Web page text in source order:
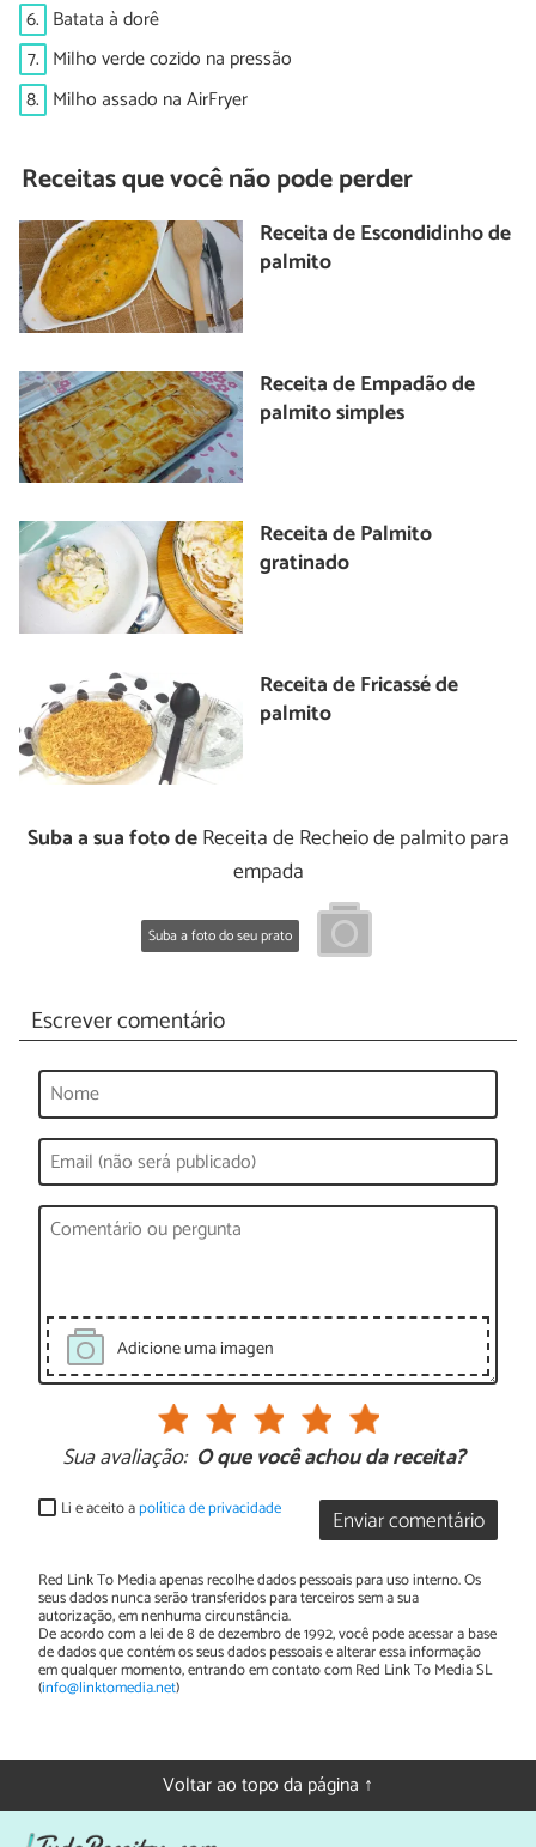
6. Batata à dorê
7. Milho verde cozido na pressão
8. Milho assado na AirFryer
Receitas que você não pode perder
Receita de Escondidinho de
palmito
Receita de Empadão de
palmito simples
Receita de Palmito
gratinado
Receita de Fricassé de
palmito
Suba a sua foto deReceita de Recheio de palmito para
empada
Suba a foto do seu prato
Escrever comentário
Adicione uma imagen
Sua avaliação: O que você achou da receita?
Enviar comentário
Li e aceito apolítica de privacidade
Red Link To Media apenas recolhe dados pessoais para uso interno. Os
seus dados nunca serão transferidos para terceiros sem a sua
autorização, em nenhuma circunstância.
De acordo com a lei de 8 de dezembro de 1992, você pode acessar a base
de dados que contém os seus dados pessoais e alterar essa informação
em qualquer momento, entrando em contato com Red Link To Media SL
(info@linktomedia.net)
Voltar ao topo da página ↑